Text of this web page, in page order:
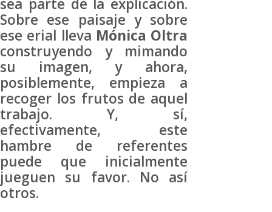
sea parte de la explicación.
Sobre ese paisaje y sobre
ese erial lleva Mónica Oltra
construyendo y mimando
su imagen, y ahora,
posiblemente, empieza a
recoger los frutos de aquel
trabajo. Y, sí,
efectivamente, este
hambre de referentes
puede que inicialmente
jueguen su favor. No así
otros.